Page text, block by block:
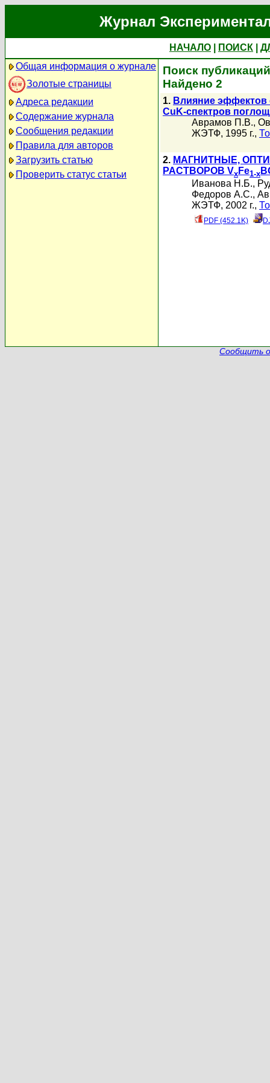
Журнал
НАЧАЛО ПОИСК
Общая информация о журнале
Золотые страницы
Адреса редакции
Содержание журнала
Сообщения редакции
Правила для авторов
Загрузить статью
Проверить статус статьи
Поиск
Найдено 2
1. Влияние эффектов
CuK-спектров
Аврамов П.В.,
ЖЭТФ, 1995 г.,
2. МАГНИТНЫЕ,
РАСТВОРОВ Vx Fe1-x
Иванова Н.Б.,
Федоров А.С.,
ЖЭТФ, 2002 г.,
PDF (452.1K)
Сообщить о